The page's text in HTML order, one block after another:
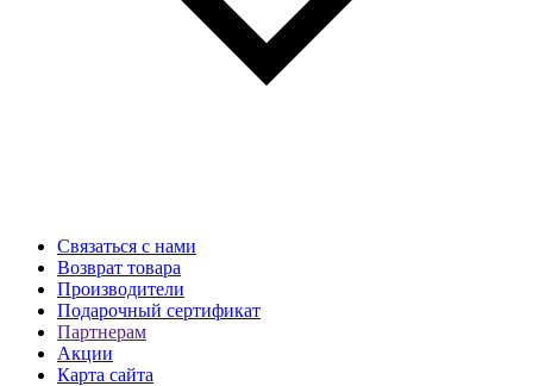
Связаться с нами
Возврат товара
Производители
Подарочный сертификат
Партнерам
Акции
Карта сайта